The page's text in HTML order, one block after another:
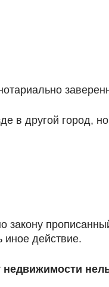
другой город,
закону
иное действие.